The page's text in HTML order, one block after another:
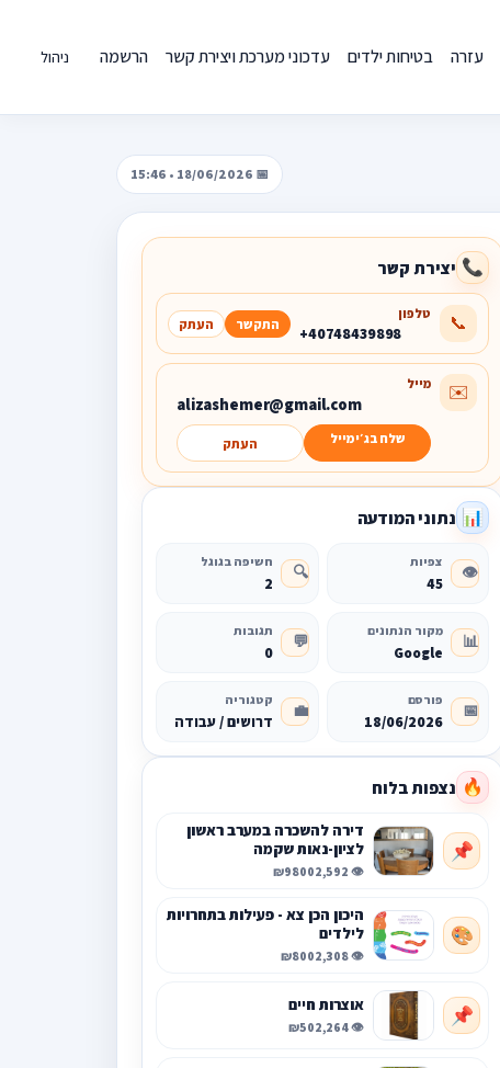
עזרה בטיחות ילדים עדכוני מערכת ויצירת קשר הרשמה ניהול
📅 18/06/2026 • 15:46
📞 יצירת קשר
📞 טלפון
+40748439898 התקשר העתק
✉️ מייל
alizashemer@gmail.com
שלח בג׳ימייל העתק
📊 נתוני המודעה
👁️ צפיות
45
🔍 חשיפה בגוגל
2
📊 מקור הנתונים
Google
💬 תגובות
0
📅 פורסם
18/06/2026
💼 קטגוריה
דרושים / עבודה
🔥 נצפות בלוח
📌
דירה להשכרה במערב ראשון
לציון-נאות שקמה
👁️ 2,592
₪9800
🎨
היכון הכן צא - פעילות בתחרויות
לילדים
👁️ 2,308
₪800
📌 אוצרות חיים
👁️ 2,264
₪50